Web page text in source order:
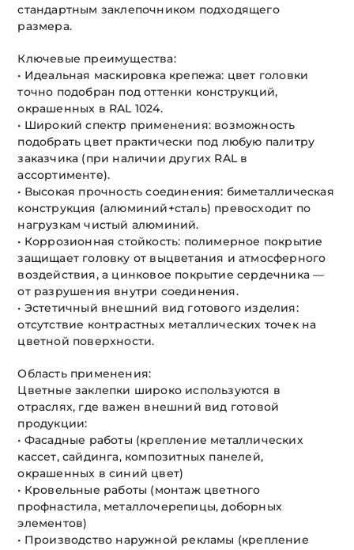
стандартным заклепочником подходящего
размера.
Ключевые преимущества:
• Идеальная маскировка крепежа: цвет головки
точно подобран под оттенки конструкций,
окрашенных в RAL 1024.
• Широкий спектр применения: возможность
подобрать цвет практически под любую палитру
заказчика (при наличии других RAL в
ассортименте).
• Высокая прочность соединения: биметаллическая
конструкция (алюминий+сталь) превосходит по
нагрузкам чистый алюминий.
• Коррозионная стойкость: полимерное покрытие
защищает головку от выцветания и атмосферного
воздействия, а цинковое покрытие сердечника —
от разрушения внутри соединения.
• Эстетичный внешний вид готового изделия:
отсутствие контрастных металлических точек на
цветной поверхности.
Область применения:
Цветные заклепки широко используются в
отраслях, где важен внешний вид готовой
продукции:
• Фасадные работы (крепление металлических
кассет, сайдинга, композитных панелей,
окрашенных в синий цвет)
• Кровельные работы (монтаж цветного
профнастила, металлочерепицы, доборных
элементов)
• Производство наружной рекламы (крепление